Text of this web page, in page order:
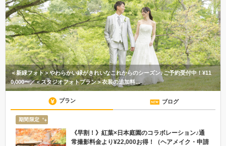
＜新緑フォト＞やわらかい緑がきれいなこれからのシーズン♪ご予約受付中！¥11
0,000〜／＜スタジオフォトプラン＞衣装の追加料…
プラン ブログ
期間限定
《早割！》紅葉×日本庭園のコラボレーション♪通
常撮影料金より¥22,000お得！（ヘアメイク・申請